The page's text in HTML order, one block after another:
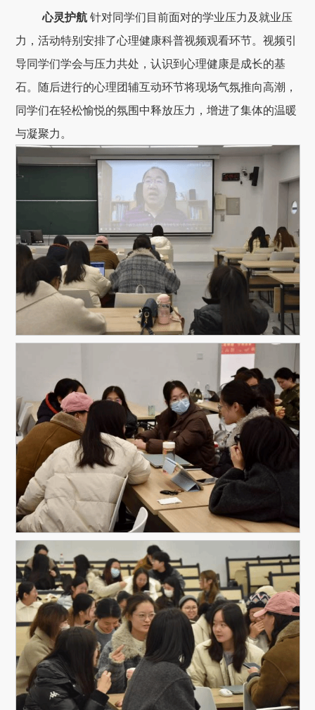
心灵护航针对同学们目前面对的学业压力及就业压
力，活动特别安排了心理健康科普视频观看环节。视频引
导同学们学会与压力共处，认识到心理健康是成长的基
石。随后进行的心理团辅互动环节将现场气氛推向高潮，
同学们在轻松愉悦的氛围中释放压力，增进了集体的温暖
与凝聚力。